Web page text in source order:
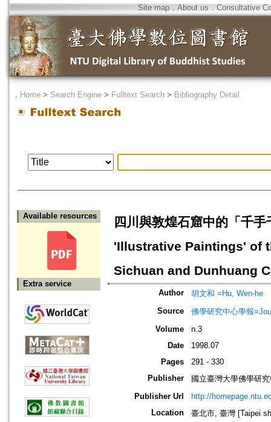
Site map．About us ． Consultative
． Home > Search Engine > Fulltext Search > Bibliography Detail
Available resources
Extra service
四川與敦煌石窟中的「千
'Illustrative Paintings' of
Sichuan and Dunhuang
Author
胡文和 =Hu, Wen-he
Source
佛學研究中心學報
Volume
n.3
Date
1998.07
Pages
291 - 330
Publisher
國立臺灣大學佛學研
Publisher Url
http://
Location
臺北市, 臺灣 [Taipei